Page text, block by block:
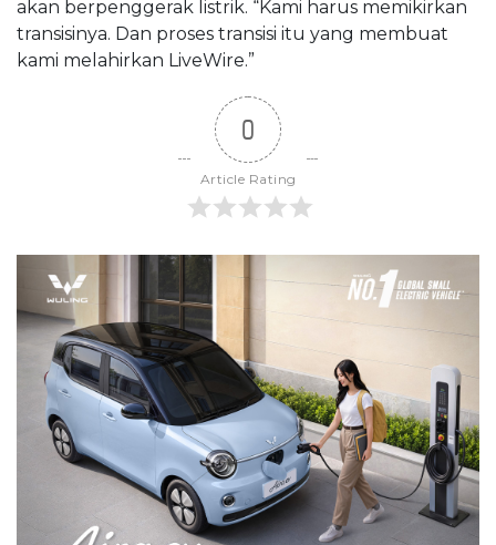
akan berpenggerak listrik. “Kami harus memikirkan
transisinya. Dan proses transisi itu yang membuat
kami melahirkan LiveWire.”
0
Article Rating